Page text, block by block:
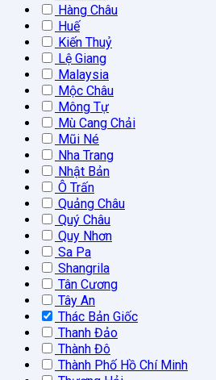
Hàng Châu
Huế
Kiến Thuỷ
Lệ Giang
Malaysia
Mộc Châu
Mông Tự
Mù Cang Chải
Mũi Né
Nha Trang
Nhật Bản
Ô Trấn
Quảng Châu
Quý Châu
Quy Nhơn
Sa Pa
Shangrila
Tân Cương
Tây An
Thác Bản Giốc
Thanh Đảo
Thành Đô
Thành Phố Hồ Chí Minh